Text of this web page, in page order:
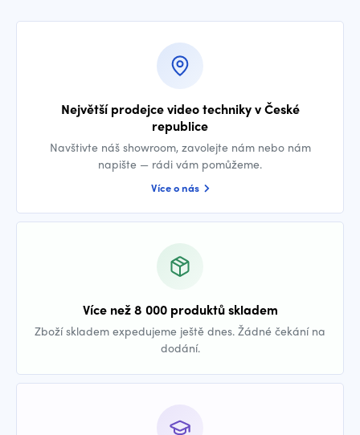
Největší prodejce video techniky v České
republice
Navštivte náš showroom, zavolejte nám nebo nám
napište — rádi vám pomůžeme.
Více o nás
Více než 8 000 produktů skladem
Zboží skladem expedujeme ještě dnes. Žádné čekání na
dodání.